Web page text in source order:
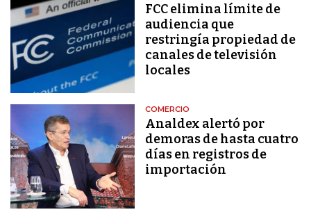
FCC elimina límite de
audiencia que
restringía propiedad de
canales de televisión
locales
COMERCIO
Analdex alertó por
demoras de hasta cuatro
días en registros de
importación